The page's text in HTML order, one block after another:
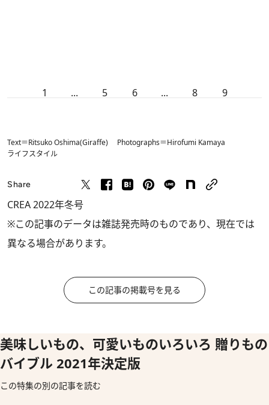
1 ... 5 6 ... 8 9
Text＝Ritsuko Oshima(Giraffe) Photographs＝Hirofumi Kamaya
ライフスタイル
Share
CREA 2022年冬号
※この記事のデータは雑誌発売時のものであり、現在では
異なる場合があります。
この記事の掲載号を見る
美味しいもの、可愛いものいろいろ 贈りもの
バイブル 2021年決定版
この特集の別の記事を読む